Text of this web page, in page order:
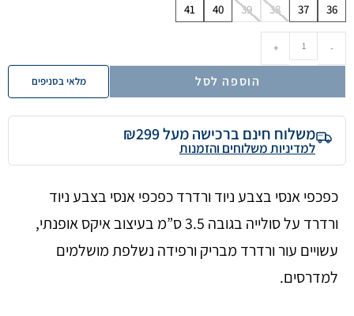
36
37
38
39
40
41
-
+
הוספה לסל מלאי בסניפים
משלוח חינם ברכישה מעל ₪299
למדיניות משלוחים והזמנות
כפכפי אנסי בצבע ניוד ורדרד כפכפי אנסי בצבע ניוד
ורדרד על סולייה בגובה 3.5 ס”מ בעיצוב איקס אופנתי,
עשויים עור ורדרד מבריק ורפידה נשלפת מושלמים
למדרסים.